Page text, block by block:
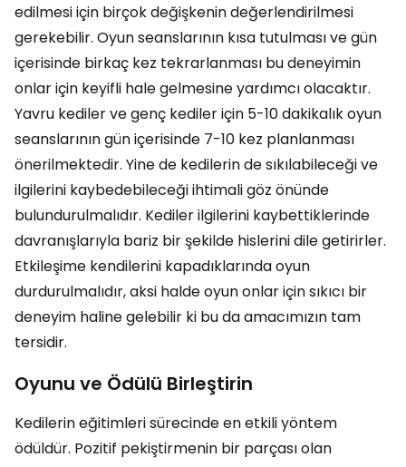
edilmesi için birçok değişkenin değerlendirilmesi
gerekebilir. Oyun seanslarının kısa tutulması ve gün
içerisinde birkaç kez tekrarlanması bu deneyimin
onlar için keyifli hale gelmesine yardımcı olacaktır.
Yavru kediler ve genç kediler için 5-10 dakikalık oyun
seanslarının gün içerisinde 7-10 kez planlanması
önerilmektedir. Yine de kedilerin de sıkılabileceği ve
ilgilerini kaybedebileceği ihtimali göz önünde
bulundurulmalıdır. Kediler ilgilerini kaybettiklerinde
davranışlarıyla bariz bir şekilde hislerini dile getirirler.
Etkileşime kendilerini kapadıklarında oyun
durdurulmalıdır, aksi halde oyun onlar için sıkıcı bir
deneyim haline gelebilir ki bu da amacımızın tam
tersidir.
Oyunu ve Ödülü Birleştirin
Kedilerin eğitimleri sürecinde en etkili yöntem
ödüldür. Pozitif pekiştirmenin bir parçası olan